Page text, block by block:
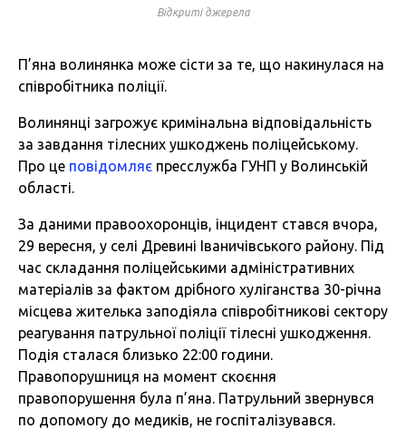
Відкриті джерела
П’яна волинянка може сісти за те, що накинулася на
співробітника поліції.
Волинянці загрожує кримінальна відповідальність
за завдання тілесних ушкоджень поліцейському.
Про це повідомляє пресслужба ГУНП у Волинській
області.
За даними правоохоронців, інцидент стався вчора,
29 вересня, у селі Древині Іваничівського району. Під
час складання поліцейськими адміністративних
матеріалів за фактом дрібного хуліганства 30-річна
місцева жителька заподіяла співробітникові сектору
реагування патрульної поліції тілесні ушкодження.
Подія сталася близько 22:00 години.
Правопорушниця на момент скоєння
правопорушення була п’яна. Патрульний звернувся
по допомогу до медиків, не госпіталізувався.